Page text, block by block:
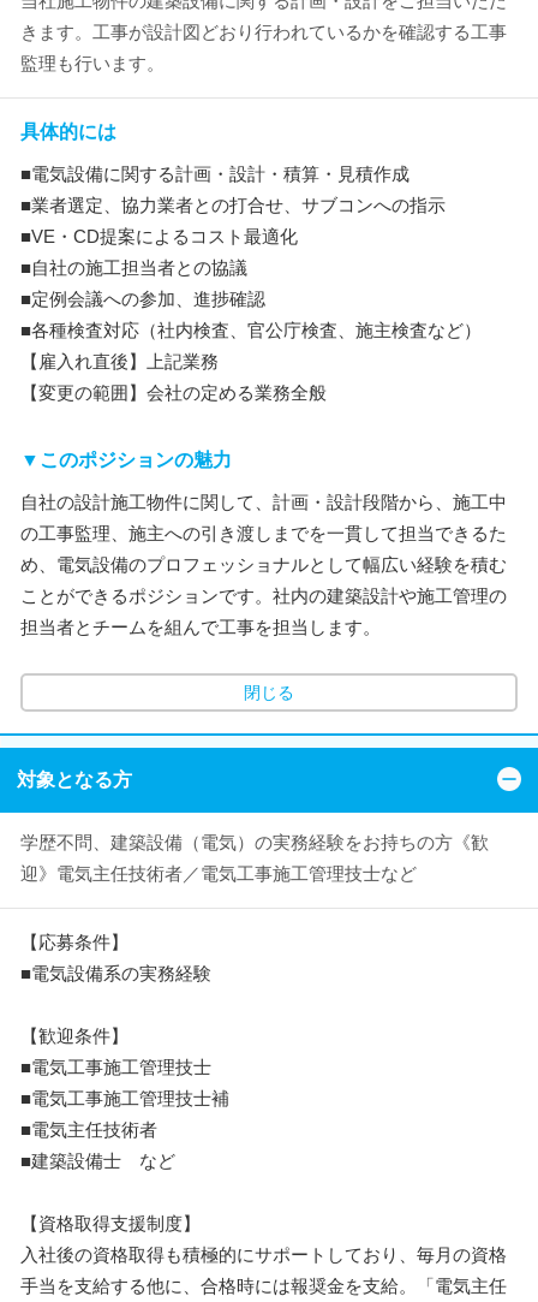
きます。工事が設計図どおり行われているかを確認する工事
監理も行います。
具体的には
■電気設備に関する計画・設計・積算・見積作成
■業者選定、協力業者との打合せ、サブコンへの指示
■VE・CD提案によるコスト最適化
■自社の施工担当者との協議
■定例会議への参加、進捗確認
■各種検査対応（社内検査、官公庁検査、施主検査など）
【雇入れ直後】上記業務
【変更の範囲】会社の定める業務全般
▼このポジションの魅力
自社の設計施工物件に関して、計画・設計段階から、施工中
の工事監理、施主への引き渡しまでを一貫して担当できるた
め、電気設備のプロフェッショナルとして幅広い経験を積む
ことができるポジションです。社内の建築設計や施工管理の
担当者とチームを組んで工事を担当します。
閉じる
対象となる方
学歴不問、建築設備（電気）の実務経験をお持ちの方《歓
迎》電気主任技術者／電気工事施工管理技士など
【応募条件】
■電気設備系の実務経験
【歓迎条件】
■電気工事施工管理技士
■電気工事施工管理技士補
■電気主任技術者
■建築設備士 など
【資格取得支援制度】
入社後の資格取得も積極的にサポートしており、毎月の資格
手当を支給する他に、合格時には報奨金を支給。「電気主任